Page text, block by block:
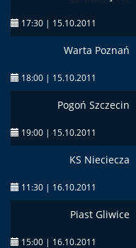
17:30 | 15.10.2011
Warta Poznań
18:00 | 15.10.2011
Pogoń Szczecin
19:00 | 15.10.2011
KS Nieciecza
11:30 | 16.10.2011
Piast Gliwice
15:00 | 16.10.2011